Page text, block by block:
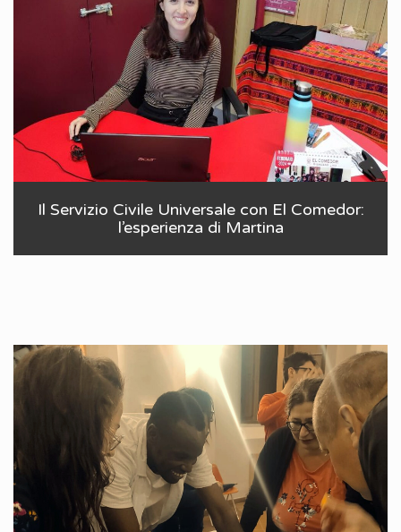
Il Servizio Civile Universale con El Comedor:
l’esperienza di Martina